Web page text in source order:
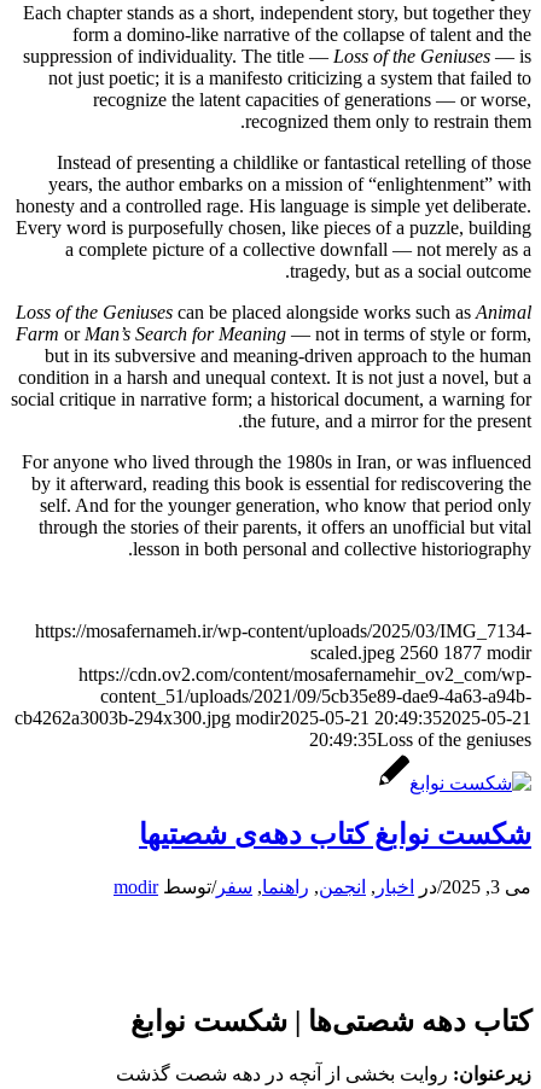
Each chapter stands as a short, independent story, but together they
form a domino-like narrative of the collapse of talent and the
suppression of individuality. The title — Loss of the Geniuses — is
not just poetic; it is a manifesto criticizing a system that failed to
recognize the latent capacities of generations — or worse,
recognized them only to restrain them.
Instead of presenting a childlike or fantastical retelling of those
years, the author embarks on a mission of “enlightenment” with
honesty and a controlled rage. His language is simple yet deliberate.
Every word is purposefully chosen, like pieces of a puzzle, building
a complete picture of a collective downfall — not merely as a
tragedy, but as a social outcome.
Loss of the Geniuses can be placed alongside works such as Animal
Farm or Man’s Search for Meaning — not in terms of style or form,
but in its subversive and meaning-driven approach to the human
condition in a harsh and unequal context. It is not just a novel, but a
social critique in narrative form; a historical document, a warning for
the future, and a mirror for the present.
For anyone who lived through the 1980s in Iran, or was influenced
by it afterward, reading this book is essential for rediscovering the
self. And for the younger generation, who know that period only
through the stories of their parents, it offers an unofficial but vital
lesson in both personal and collective historiography.
https://mosafernameh.ir/wp-content/uploads/2025/03/IMG_7134-
scaled.jpeg 2560 1877 modir
https://cdn.ov2.com/content/mosafernamehir_ov2_com/wp-
content_51/uploads/2021/09/5cb35e89-dae9-4a63-a94b-
cb4262a3003b-294x300.jpg modir2025-05-21 20:49:352025-05-21
20:49:35Loss of the geniuses
شکست نوابغ کتاب دهه‌ی شصتیها
می 3, 2025 /در اخبار , انجمن, راهنما, سفر/توسطmodir
کتاب دهه شصتی‌ها | شکست نوابغ
زیرعنوان: روایت بخشی از آنچه در دهه شصت گذشت